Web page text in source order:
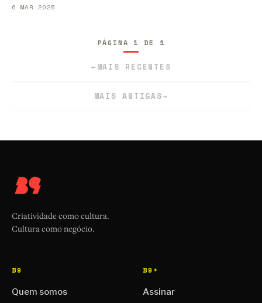
6 MAR 2025
←MAIS RECENTES
PÁGINA 1 DE 1
MAIS ANTIGAS→
Criatividade como cultura.
Cultura como negócio.
B9
Quem somos
B9+
Assinar